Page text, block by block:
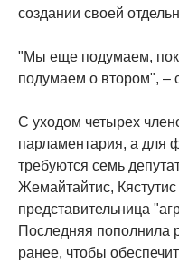
создании своей
"Мы еще подумаем,
подумаем о втором", –
С уходом четырех
парламентария, а для
требуются семь
Жемайтайтис,
представительница
Последняя пополнила
ранее, чтобы